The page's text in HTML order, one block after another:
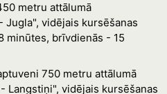
metru attālumā
Jugla", vidējais kursēšanas
minūtes, brīvdienās - 15
750 metru attālumā
Langstiņi", vidējais kursēšanas